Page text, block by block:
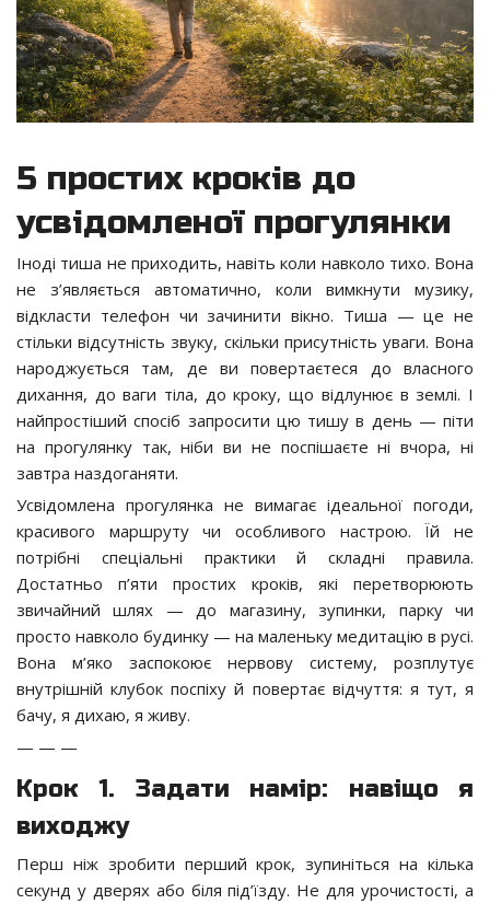
5 простих кроків до
усвідомленої прогулянки
Іноді тиша не приходить, навіть коли навколо тихо. Вона
не з’являється автоматично, коли вимкнути музику,
відкласти телефон чи зачинити вікно. Тиша — це не
стільки відсутність звуку, скільки присутність уваги. Вона
народжується там, де ви повертаєтеся до власного
дихання, до ваги тіла, до кроку, що відлунює в землі. І
найпростіший спосіб запросити цю тишу в день — піти
на прогулянку так, ніби ви не поспішаєте ні вчора, ні
завтра наздоганяти.
Усвідомлена прогулянка не вимагає ідеальної погоди,
красивого маршруту чи особливого настрою. Їй не
потрібні спеціальні практики й складні правила.
Достатньо п’яти простих кроків, які перетворюють
звичайний шлях — до магазину, зупинки, парку чи
просто навколо будинку — на маленьку медитацію в русі.
Вона м’яко заспокоює нервову систему, розплутує
внутрішній клубок поспіху й повертає відчуття: я тут, я
бачу, я дихаю, я живу.
— — —
Крок 1. Задати намір: навіщо я
виходжу
Перш ніж зробити перший крок, зупиніться на кілька
секунд у дверях або біля під’їзду. Не для урочистості, а